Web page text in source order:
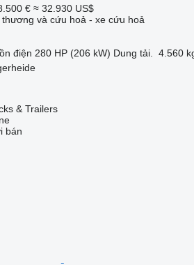
€ ≈ 32.930 US$
và cứu hoả - xe cứu hoả
điện 280 HP (206 kW) Dung tải. 4.560
& Trailers
bán